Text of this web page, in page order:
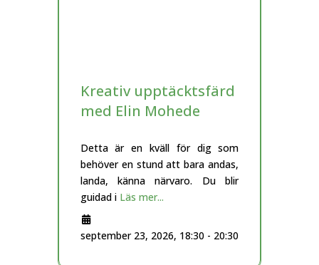
Kreativ upptäcktsfärd
med Elin Mohede
Detta är en kväll för dig som
behöver en stund att bara andas,
landa, känna närvaro. Du blir
guidad i Läs mer...
september 23, 2026, 18:30 - 20:30